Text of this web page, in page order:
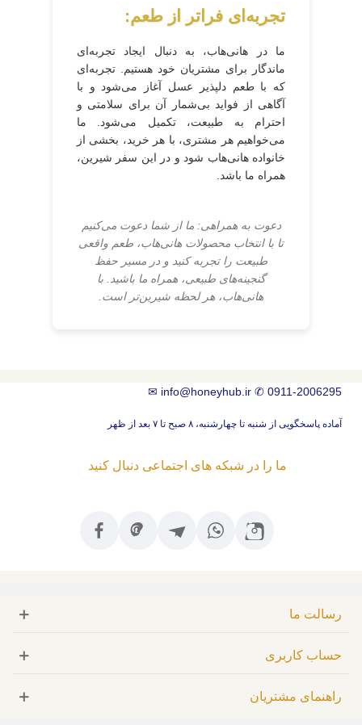
تجربه‌ای فراتر از طعم:
ما در هانی‌هاب، به دنبال ایجاد تجربه‌ای
ماندگار برای مشتریان خود هستیم. تجربه‌ای
که با طعم دلپذیر عسل آغاز می‌شود و با
آگاهی از فواید بی‌شمار آن برای سلامتی و
احترام به طبیعت، تکمیل می‌شود. ما
می‌خواهیم هر مشتری، با هر خرید، بخشی از
خانواده هانی‌هاب شود و در این سفر شیرین،
همراه ما باشد.
دعوت به همراهی: ما از شما دعوت می‌کنیم
تا با انتخاب محصولات هانی‌هاب، طعم واقعی
طبیعت را تجربه کنید و در مسیر حفظ
گنجینه‌های طبیعی، همراه ما باشید. با
هانی‌هاب، هر لحظه شیرین‌تر است.
0911-2006295
✆
info@honeyhub.ir
✉
آماده پاسخگویی از شنبه تا چهارشنبه، ۸ صبح تا ۷ بعد از ظهر
ما را در شبکه های اجتماعی دنبال کنید
رسالت ما
حساب کاربری
راهنمای مشتریان